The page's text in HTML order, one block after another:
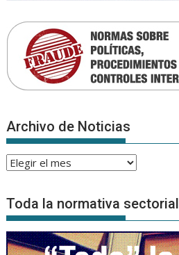
Archivo de Noticias
Archivo
Noticias
Toda la normativa sectorial